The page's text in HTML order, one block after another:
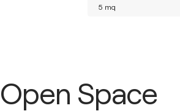
5 mq
Open Space